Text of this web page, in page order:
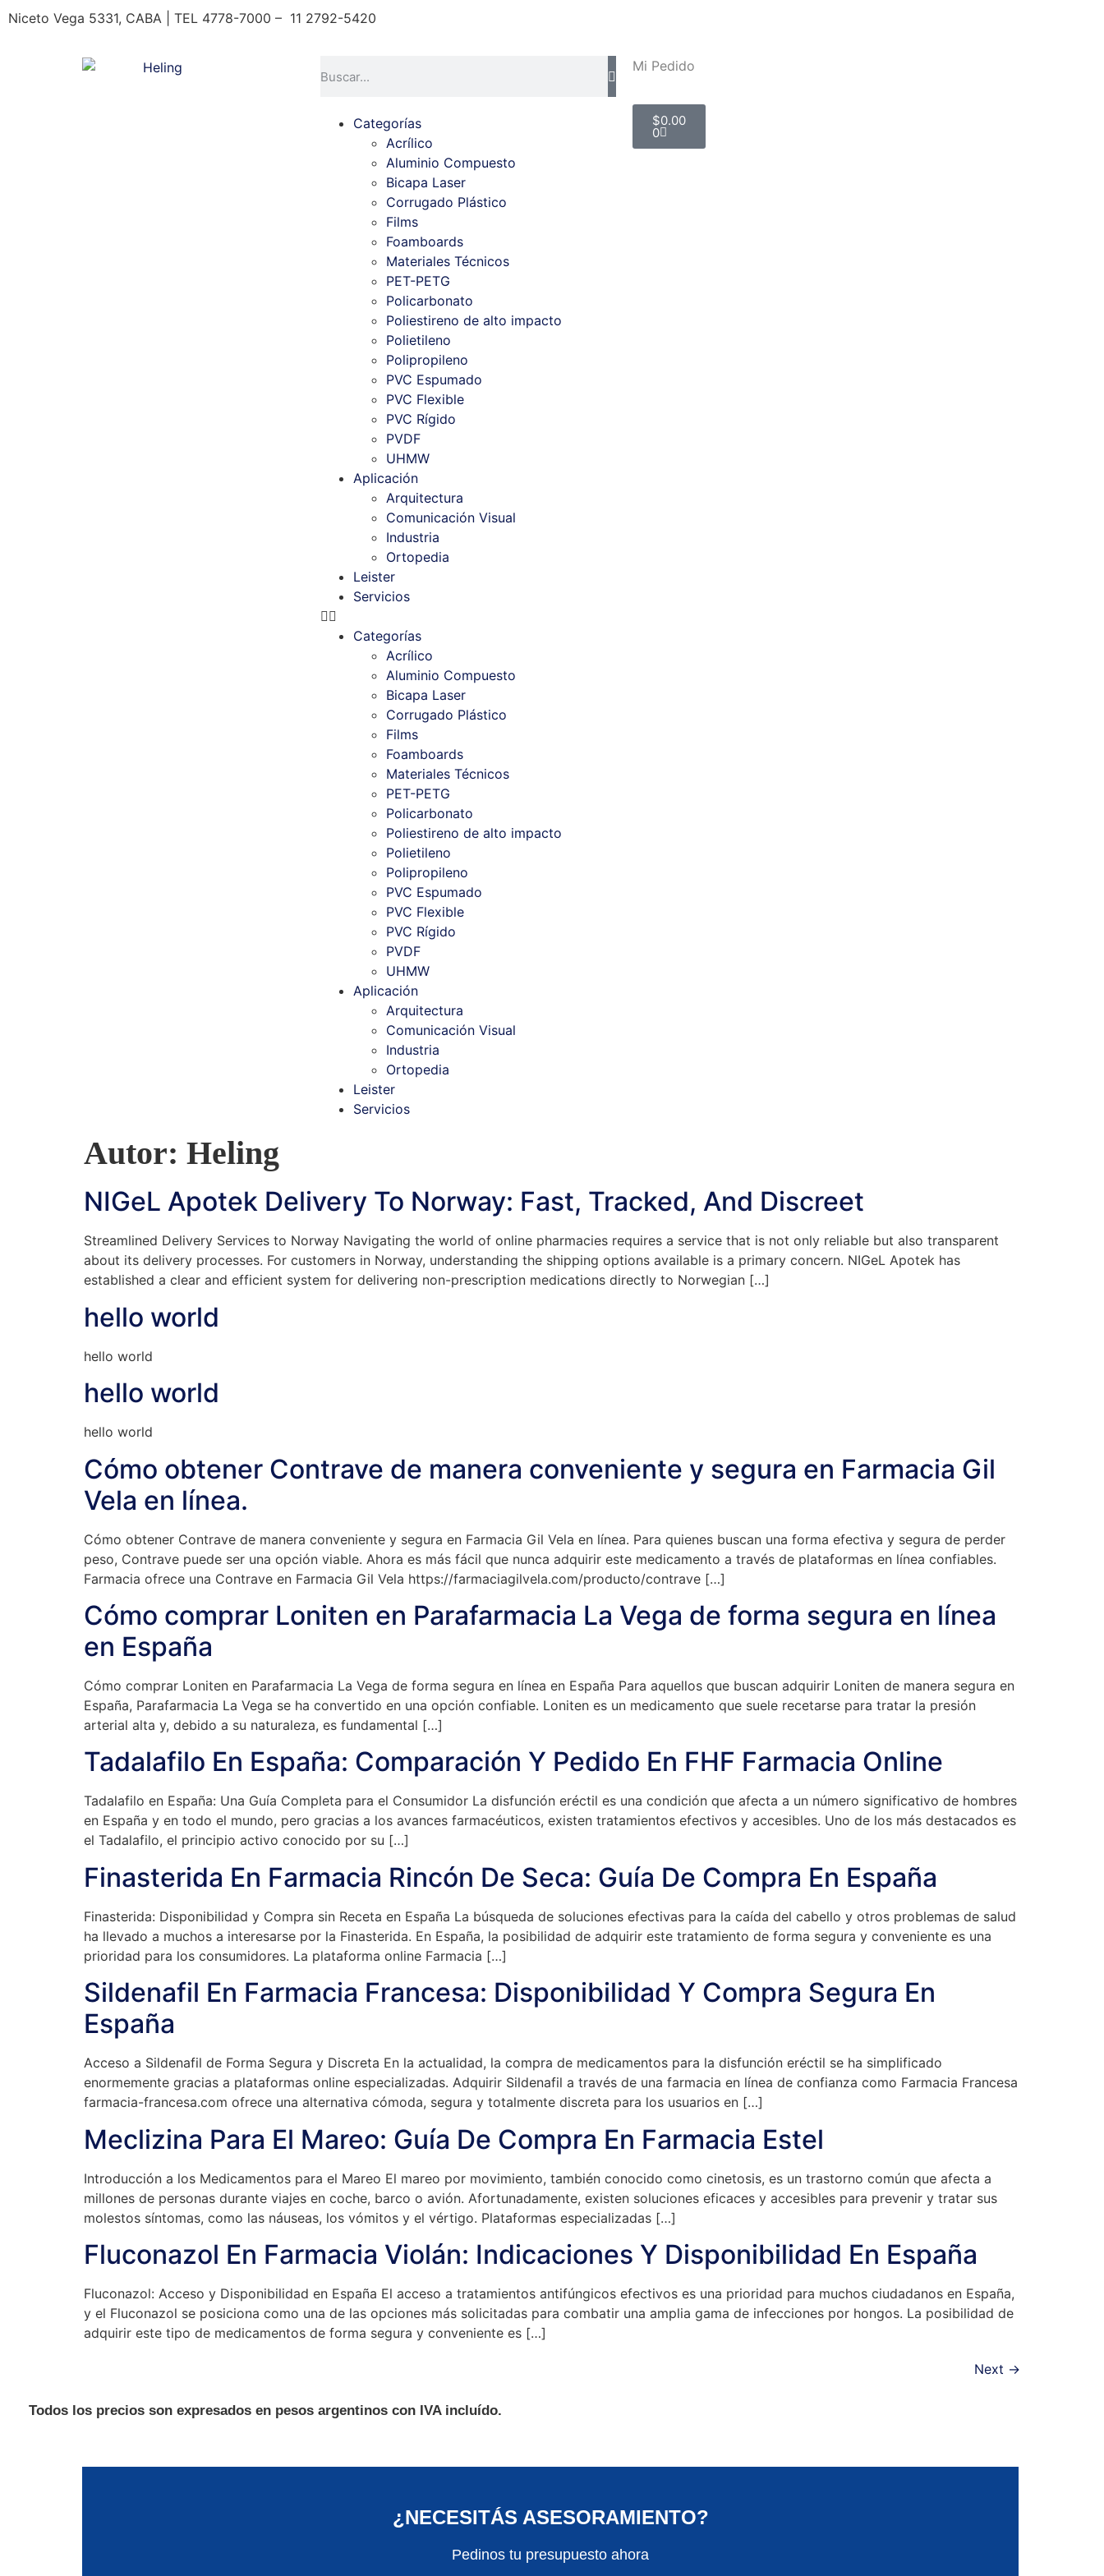
Niceto Vega 5331, CABA | TEL 4778-7000 – 11 2792-5420
Categorías
Acrílico
Aluminio Compuesto
Bicapa Laser
Corrugado Plástico
Films
Foamboards
Materiales Técnicos
PET-PETG
Policarbonato
Poliestireno de alto impacto
Polietileno
Polipropileno
PVC Espumado
PVC Flexible
PVC Rígido
PVDF
UHMW
Aplicación
Arquitectura
Comunicación Visual
Industria
Ortopedia
Leister
Servicios
Categorías
Acrílico
Aluminio Compuesto
Bicapa Laser
Corrugado Plástico
Films
Foamboards
Materiales Técnicos
PET-PETG
Policarbonato
Poliestireno de alto impacto
Polietileno
Polipropileno
PVC Espumado
PVC Flexible
PVC Rígido
PVDF
UHMW
Aplicación
Arquitectura
Comunicación Visual
Industria
Ortopedia
Leister
Servicios
Mi Pedido
$0.00
0
Autor: Heling
NIGeL Apotek Delivery To Norway: Fast, Tracked, And Discreet
Streamlined Delivery Services to Norway Navigating the world of online pharmacies requires a service that is not only reliable but also transparent
about its delivery processes. For customers in Norway, understanding the shipping options available is a primary concern. NIGeL Apotek has
established a clear and efficient system for delivering non-prescription medications directly to Norwegian […]
hello world
hello world
hello world
hello world
Cómo obtener Contrave de manera conveniente y segura en Farmacia Gil
Vela en línea.
Cómo obtener Contrave de manera conveniente y segura en Farmacia Gil Vela en línea. Para quienes buscan una forma efectiva y segura de perder
peso, Contrave puede ser una opción viable. Ahora es más fácil que nunca adquirir este medicamento a través de plataformas en línea confiables.
Farmacia ofrece una Contrave en Farmacia Gil Vela https://farmaciagilvela.com/producto/contrave […]
Cómo comprar Loniten en Parafarmacia La Vega de forma segura en línea
en España
Cómo comprar Loniten en Parafarmacia La Vega de forma segura en línea en España Para aquellos que buscan adquirir Loniten de manera segura en
España, Parafarmacia La Vega se ha convertido en una opción confiable. Loniten es un medicamento que suele recetarse para tratar la presión
arterial alta y, debido a su naturaleza, es fundamental […]
Tadalafilo En España: Comparación Y Pedido En FHF Farmacia Online
Tadalafilo en España: Una Guía Completa para el Consumidor La disfunción eréctil es una condición que afecta a un número significativo de hombres
en España y en todo el mundo, pero gracias a los avances farmacéuticos, existen tratamientos efectivos y accesibles. Uno de los más destacados es
el Tadalafilo, el principio activo conocido por su […]
Finasterida En Farmacia Rincón De Seca: Guía De Compra En España
Finasterida: Disponibilidad y Compra sin Receta en España La búsqueda de soluciones efectivas para la caída del cabello y otros problemas de salud
ha llevado a muchos a interesarse por la Finasterida. En España, la posibilidad de adquirir este tratamiento de forma segura y conveniente es una
prioridad para los consumidores. La plataforma online Farmacia […]
Sildenafil En Farmacia Francesa: Disponibilidad Y Compra Segura En
España
Acceso a Sildenafil de Forma Segura y Discreta En la actualidad, la compra de medicamentos para la disfunción eréctil se ha simplificado
enormemente gracias a plataformas online especializadas. Adquirir Sildenafil a través de una farmacia en línea de confianza como Farmacia Francesa
farmacia-francesa.com ofrece una alternativa cómoda, segura y totalmente discreta para los usuarios en […]
Meclizina Para El Mareo: Guía De Compra En Farmacia Estel
Introducción a los Medicamentos para el Mareo El mareo por movimiento, también conocido como cinetosis, es un trastorno común que afecta a
millones de personas durante viajes en coche, barco o avión. Afortunadamente, existen soluciones eficaces y accesibles para prevenir y tratar sus
molestos síntomas, como las náuseas, los vómitos y el vértigo. Plataformas especializadas […]
Fluconazol En Farmacia Violán: Indicaciones Y Disponibilidad En España
Fluconazol: Acceso y Disponibilidad en España El acceso a tratamientos antifúngicos efectivos es una prioridad para muchos ciudadanos en España,
y el Fluconazol se posiciona como una de las opciones más solicitadas para combatir una amplia gama de infecciones por hongos. La posibilidad de
adquirir este tipo de medicamentos de forma segura y conveniente es […]
Next →
Todos los precios son expresados en pesos argentinos con IVA incluído.
¿NECESITÁS ASESORAMIENTO?
Pedinos tu presupuesto ahora